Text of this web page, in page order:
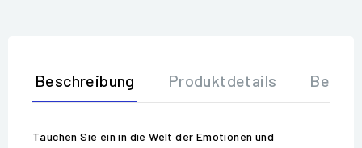
Beschreibung Produktdetails
Tauchen Sie ein in die Welt der Emotionen und